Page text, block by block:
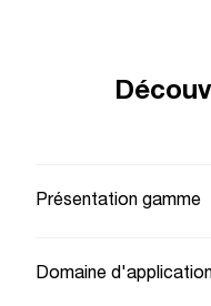
Présentation gamme
Domaine